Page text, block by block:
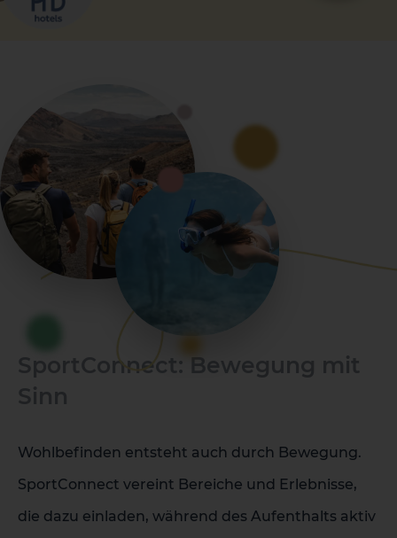
SportConnect: Bewegung mit
Wohlbefinden entsteht auch durch Bewegung.
SportConnect vereint Bereiche und Erlebnisse,
die dazu einladen, während des Aufenthalts aktiv